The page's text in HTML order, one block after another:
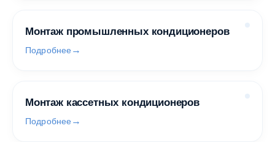
Монтаж промышленных кондиционеров
Подробнее
Монтаж кассетных кондиционеров
Подробнее